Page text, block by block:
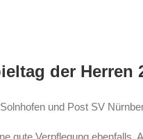
der Herren
und Post SV